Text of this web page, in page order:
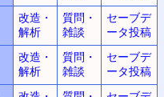
改造・
解析
質問・
雑談
セーブデ
ータ投稿
改造・
解析
質問・
雑談
セーブデ
ータ投稿